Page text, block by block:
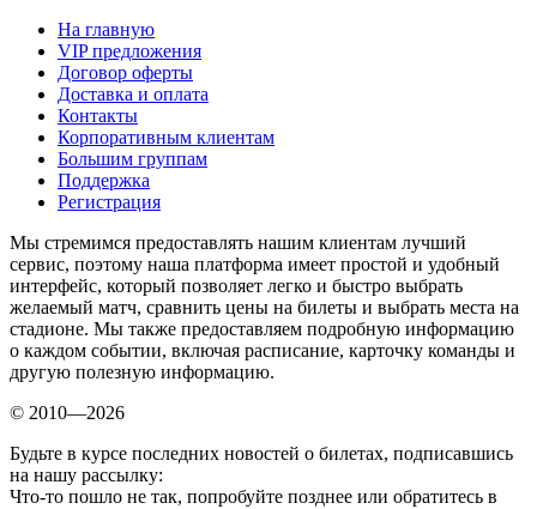
На главную
VIP предложения
Договор оферты
Доставка и оплата
Контакты
Корпоративным клиентам
Большим группам
Поддержка
Регистрация
Мы стремимся предоставлять нашим клиентам лучший
сервис, поэтому наша платформа имеет простой и удобный
интерфейс, который позволяет легко и быстро выбрать
желаемый матч, сравнить цены на билеты и выбрать места на
стадионе. Мы также предоставляем подробную информацию
о каждом событии, включая расписание, карточку команды и
другую полезную информацию.
© 2010—2026
Будьте в курсе последних новостей о билетах, подписавшись
на нашу рассылку:
Что-то пошло не так, попробуйте позднее или обратитесь в